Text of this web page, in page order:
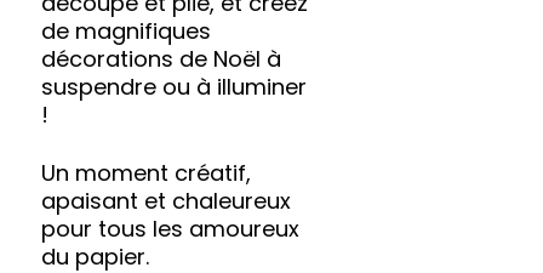
de magnifiques
décorations de Noël à
suspendre ou à illuminer
!
Un moment créatif,
apaisant et chaleureux
pour tous les amoureux
du papier.